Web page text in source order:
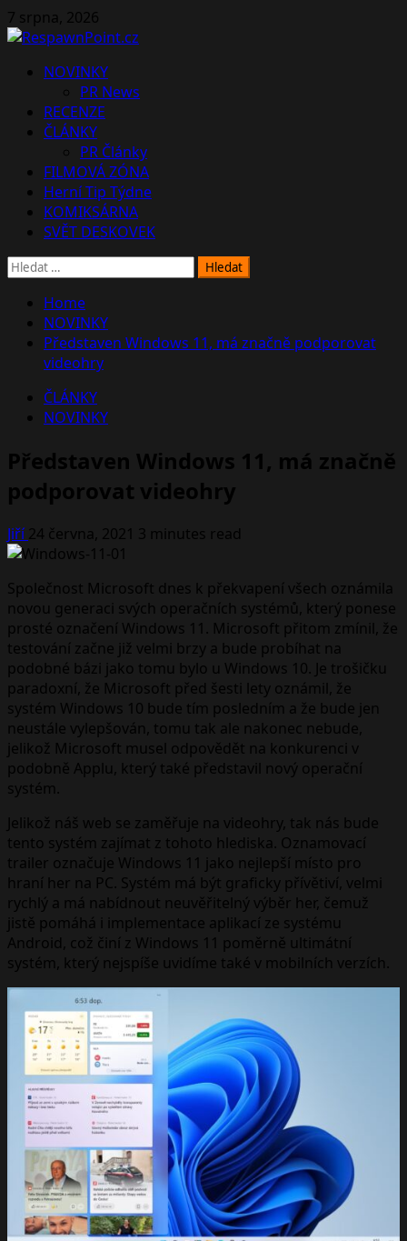
Skip
to
7 srpna, 2026
PrimaryNOVINKY
PR News
RECENZE
ČLÁNKY
PR Články
FILMOVÁ ZÓNA
Herní Tip Týdne
KOMIKSÁRNA
SVĚT DESKOVEK
Vyhledávání
Home
NOVINKY
Představen Windows 11, má značně podporovat
videohry
ČLÁNKY
NOVINKY
Představen Windows 11, má značně
podporovat videohry
Jiří24 června, 2021 3 minutes read
Společnost Microsoft dnes k překvapení všech oznámila
novou generaci svých operačních systémů, který ponese
prosté označení Windows 11. Microsoft přitom zmínil, že
testování začne již velmi brzy a bude probíhat na
podobné bázi jako tomu bylo u Windows 10. Je trošičku
paradoxní, že Microsoft před šesti lety oznámil, že
systém Windows 10 bude tím posledním a že bude jen
neustále vylepšován, tomu tak ale nakonec nebude,
jelikož Microsoft musel odpovědět na konkurenci v
podobně Applu, který také představil nový operační
systém.
Jelikož náš web se zaměřuje na videohry, tak nás bude
tento systém zajímat z tohoto hlediska. Oznamovací
trailer označuje Windows 11 jako nejlepší místo pro
hraní her na PC. Systém má být graficky přívětiví, velmi
rychlý a má nabídnout neuvěřitelný výběr her, čemuž
jistě pomáhá i implementace aplikací ze systému
Android, což činí z Windows 11 poměrně ultimátní
systém, který nejspíše uvidíme také v mobilních verzích.